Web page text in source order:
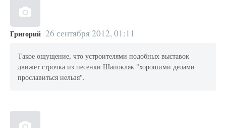
Григорий 26 сентября 2012, 01:11
Такое ощущение, что устроителями подобных выставок
движет строчка из песенки Шапокляк "хорошими делами
прославиться нельзя".